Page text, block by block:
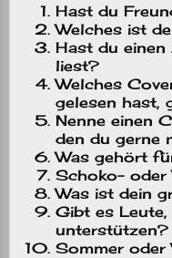
Hast du
Welches ist
Hast du
liest?
Welches
gelesen hast,
Nenne einen
den du gerne
Was gehört
Schoko- oder
Was ist dein
Gibt es Leute,
unterstützen?
Sommer oder